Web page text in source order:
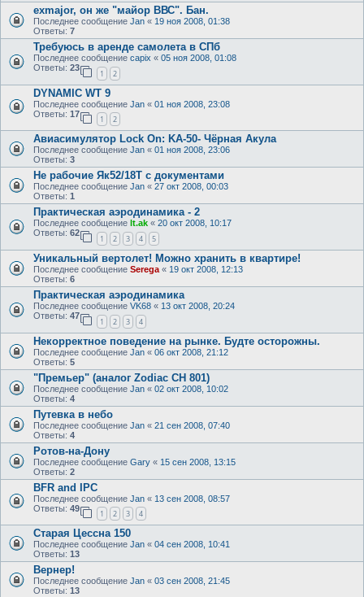
exmajor, он же "майор ВВС". Бан.
Последнее сообщение Jan « 19 ноя 2008, 01:38
Ответы: 7
Требуюсь в аренде самолета в СПб
Последнее сообщение capix « 05 ноя 2008, 01:08
Ответы: 23
1 2
DYNAMIC WT 9
Последнее сообщение Jan « 01 ноя 2008, 23:08
Ответы: 17
1 2
Авиасимулятор Lock On: KA-50- Чёрная Акула
Последнее сообщение Jan « 01 ноя 2008, 23:06
Ответы: 3
Не рабочие Як52/18Т с документами
Последнее сообщение Jan « 27 окт 2008, 00:03
Ответы: 1
Практическая аэродинамика - 2
Последнее сообщение lt.ak « 20 окт 2008, 10:17
Ответы: 62
1 2 3 4 5
Уникальный вертолет! Можно хранить в квартире!
Последнее сообщение Serega « 19 окт 2008, 12:13
Ответы: 6
Практическая аэродинамика
Последнее сообщение VK68 « 13 окт 2008, 20:24
Ответы: 47
1 2 3 4
Некорректное поведение на рынке. Будте осторожны.
Последнее сообщение Jan « 06 окт 2008, 21:12
Ответы: 5
"Премьер" (аналог Zodiac CH 801)
Последнее сообщение Jan « 02 окт 2008, 10:02
Ответы: 4
Путевка в небо
Последнее сообщение Jan « 21 сен 2008, 07:40
Ответы: 4
Ротов-на-Дону
Последнее сообщение Gary « 15 сен 2008, 13:15
Ответы: 2
BFR and IPC
Последнее сообщение Jan « 13 сен 2008, 08:57
Ответы: 49
1 2 3 4
Старая Цессна 150
Последнее сообщение Jan « 04 сен 2008, 10:41
Ответы: 13
Вернер!
Последнее сообщение Jan « 03 сен 2008, 21:45
Ответы: 13